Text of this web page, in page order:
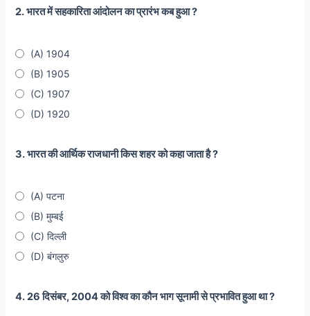
2. भारत में सहकारिता आंदोलन का प्रारंभ कब हुआ ?
(A) 1904
(B) 1905
(C) 1907
(D) 1920
3. भारत की आर्थिक राजधानी किस शहर को कहा जाता है ?
(A) पटना
(B) मुम्बई
(C) दिल्ली
(D) बंगलुरु
4. 26 दिसंबर, 2004 को विश्व का कौन भाग सूनामी से प्रभावित हुआ था ?